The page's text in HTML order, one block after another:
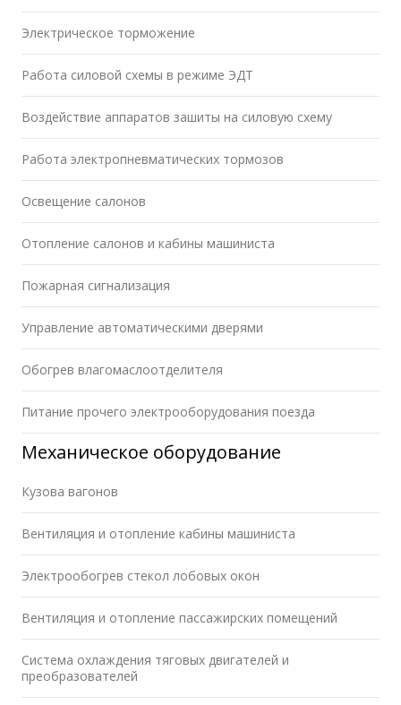
Электрическое торможение
Работа силовой схемы в режиме ЭДТ
Воздействие аппаратов зашиты на силовую схему
Работа электропневматических тормозов
Освещение салонов
Отопление салонов и кабины машиниста
Пожарная сигнализация
Управление автоматическими дверями
Обогрев влагомаслоотделителя
Питание прочего электрооборудования поезда
Механическое оборудование
Кузова вагонов
Вентиляция и отопление кабины машиниста
Электрообогрев стекол лобовых окон
Вентиляция и отопление пассажирских помещений
Система охлаждения тяговых двигателей и
преобразователей